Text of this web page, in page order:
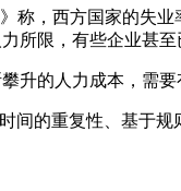
，西方国家的失
限，有些企业甚
升的人力成本，需要
间的重复性、基于